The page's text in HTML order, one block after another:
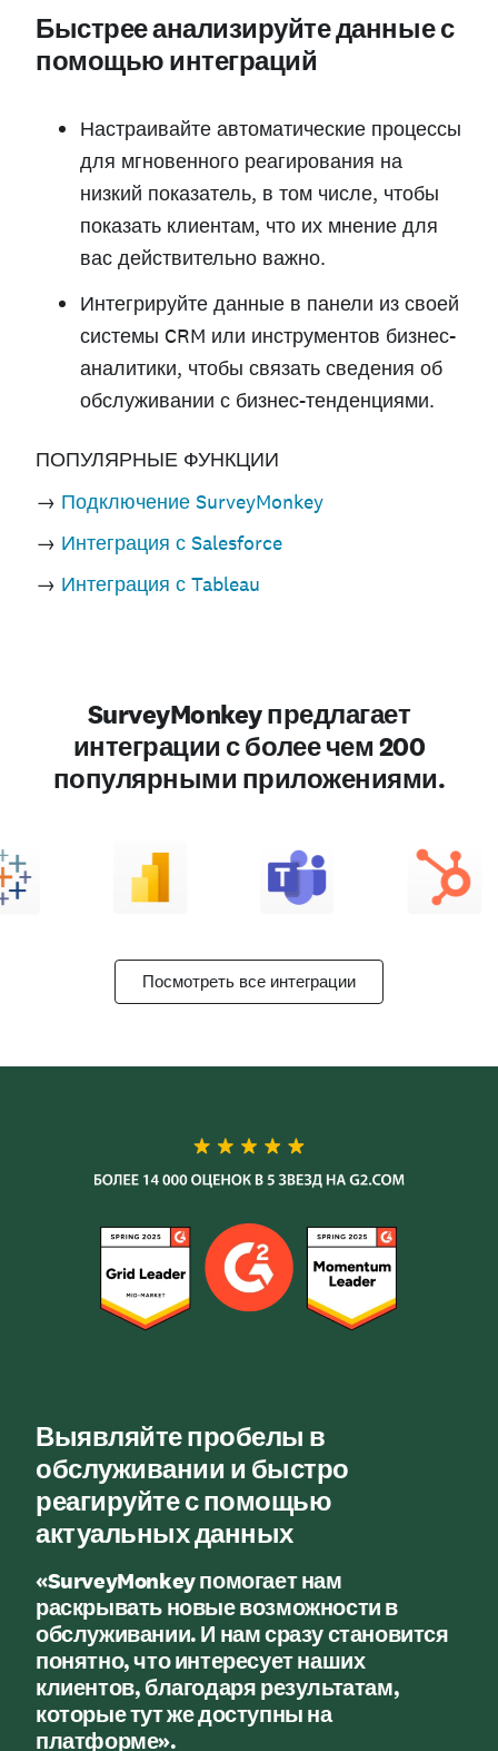
Быстрее анализируйте данные с
помощью интеграций
Настраивайте автоматические процессы
для мгновенного реагирования на
низкий показатель, в том числе, чтобы
показать клиентам, что их мнение для
вас действительно важно.
Интегрируйте данные в панели из своей
системы CRM или инструментов бизнес-
аналитики, чтобы связать сведения об
обслуживании с бизнес-тенденциями.
ПОПУЛЯРНЫЕ ФУНКЦИИ
→ Подключение SurveyMonkey
→ Интеграция с Salesforce
→ Интеграция с Tableau
SurveyMonkey предлагает
интеграции с более чем 200
популярными приложениями.
Посмотреть все интеграции
Выявляйте пробелы в
обслуживании и быстро
реагируйте с помощью
актуальных данных
«SurveyMonkey помогает нам
раскрывать новые возможности в
обслуживании. И нам сразу становится
понятно, что интересует наших
клиентов, благодаря результатам,
которые тут же доступны на
платформе».